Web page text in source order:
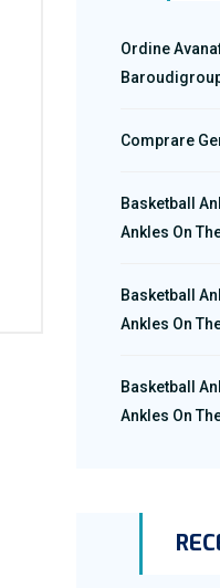
Ordine
Comprare
Basketball
Ankles On
Basketball
Ankles On
Basketball
Ankles On